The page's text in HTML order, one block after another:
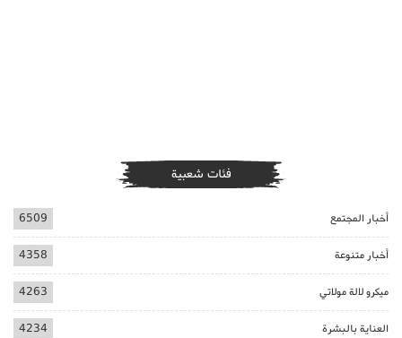
فئات شعبية
أخبار المجتمع 6509
أخبار متنوعة 4358
ميكرو لالة مولاتي 4263
العناية بالبشرة 4234